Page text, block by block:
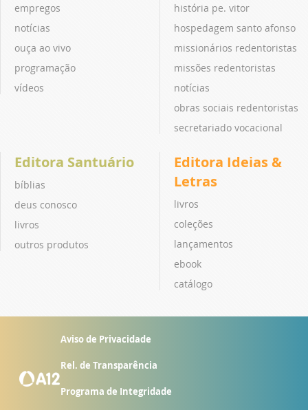
empregos
notícias
ouça ao vivo
programação
vídeos
história pe. vitor
hospedagem santo afonso
missionários redentoristas
missões redentoristas
notícias
obras sociais redentoristas
secretariado vocacional
Editora Santuário
bíblias
deus conosco
livros
outros produtos
Editora Ideias &
Letras
livros
coleções
lançamentos
ebook
catálogo
Aviso de Privacidade
Rel. de Transparência
Programa de Integridade